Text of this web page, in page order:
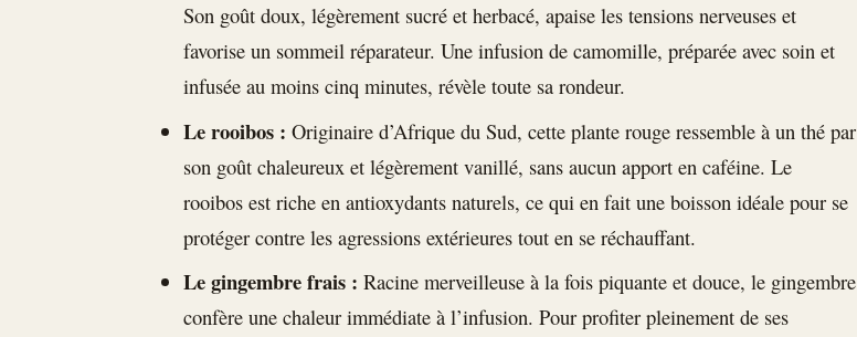
Son goût doux, légèrement sucré et herbacé, apaise les tensions nerveuses et
favorise un sommeil réparateur. Une infusion de camomille, préparée avec soin et
infusée au moins cinq minutes, révèle toute sa rondeur.
Le rooibos : Originaire d’Afrique du Sud, cette plante rouge ressemble à un thé par
son goût chaleureux et légèrement vanillé, sans aucun apport en caféine. Le
rooibos est riche en antioxydants naturels, ce qui en fait une boisson idéale pour se
protéger contre les agressions extérieures tout en se réchauffant.
Le gingembre frais : Racine merveilleuse à la fois piquante et douce, le gingembre
confère une chaleur immédiate à l’infusion. Pour profiter pleinement de ses